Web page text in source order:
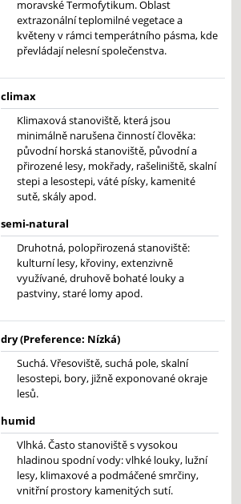
moravské Termofytikum. Oblast
extrazonální teplomilné vegetace a
květeny v rámci temperátního pásma, kde
převládají nelesní společenstva.
climax
Klimaxová stanoviště, která jsou
minimálně narušena činností člověka:
původní horská stanoviště, původní a
přirozené lesy, mokřady, rašeliniště, skalní
stepi a lesostepi, váté písky, kamenité
sutě, skály apod.
semi-natural
Druhotná, polopřirozená stanoviště:
kulturní lesy, křoviny, extenzivně
využívané, druhově bohaté louky a
pastviny, staré lomy apod.
dry (Preference: Nízká)
Suchá. Vřesoviště, suchá pole, skalní
lesostepi, bory, jižně exponované okraje
lesů.
humid
Vlhká. Často stanoviště s vysokou
hladinou spodní vody: vlhké louky, lužní
lesy, klimaxové a podmáčené smrčiny,
vnitřní prostory kamenitých sutí.